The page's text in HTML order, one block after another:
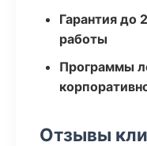
Гарантия до
работы
Программы
Отзывы